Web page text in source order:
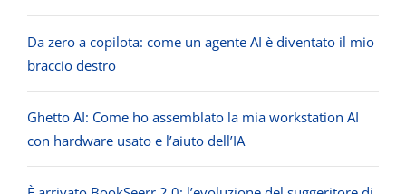
Da zero a copilota: come un agente AI è diventato il mio
braccio destro
Ghetto AI: Come ho assemblato la mia workstation AI
con hardware usato e l’aiuto dell’IA